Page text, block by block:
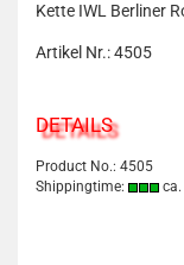
Kette IWL Berliner
Artikel Nr.: 4505
DETAILS
Product No.: 4505
Shippingtime:
ca.